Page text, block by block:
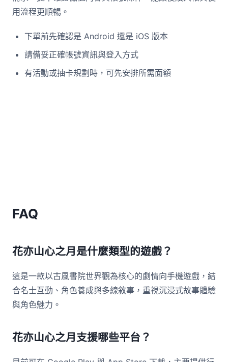
用流程更順暢。
下單前先確認是 Android 還是 iOS 版本
請備妥正確帳號資訊與登入方式
有活動或抽卡規劃時，可先安排所需面額
FAQ
花亦山心之月是什麼類型的遊戲？
這是一款以古風書院世界觀為核心的劇情向手機遊戲，結
合名士互動、角色養成與多線敘事，重視沉浸式故事體驗
與角色魅力。
花亦山心之月支援哪些平台？